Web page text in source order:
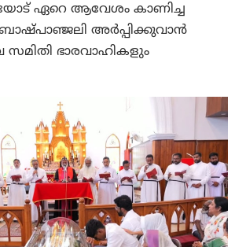
ഏറെ ആവേശം കാണിച്ച
അർപ്പിക്കുവാൻ
ഭാരവാഹികളും